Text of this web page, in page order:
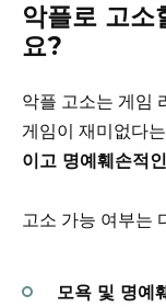
악플로 고소
요?
악플 고소는 게임
게임이 재미없다
이고 명예훼손적
고소 가능 여부는
모욕 및 명예